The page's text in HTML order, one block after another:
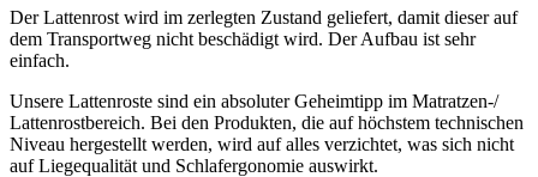
Der Lattenrost wird im zerlegten Zustand geliefert, damit dieser auf
dem Transportweg nicht beschädigt wird. Der Aufbau ist sehr
einfach.
Unsere Lattenroste sind ein absoluter Geheimtipp im Matratzen-/
Lattenrostbereich. Bei den Produkten, die auf höchstem technischen
Niveau hergestellt werden, wird auf alles verzichtet, was sich nicht
auf Liegequalität und Schlafergonomie auswirkt.